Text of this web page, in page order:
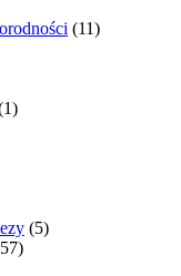
(11)
(5)